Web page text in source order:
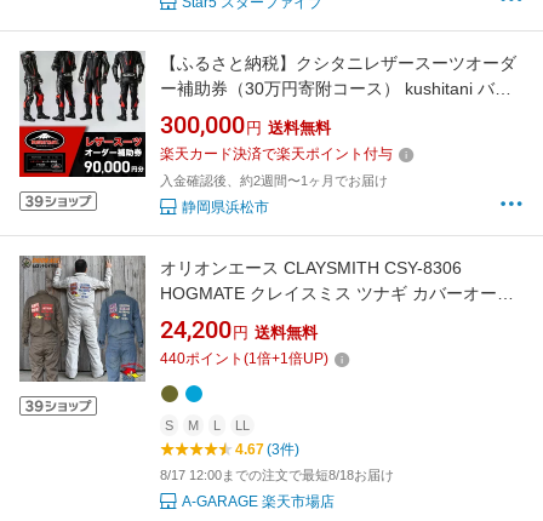
【ふるさと納税】クシタニレザースーツオーダ
ー補助券（30万円寄附コース） kushitani バイ
ク チケット
300,000 円 送料無料
楽天カード決済で楽天ポイント付与
入金確認後、約2週間〜1ヶ月でお届け
静岡県浜松市
オリオンエース CLAYSMITH CSY-8306
HOGMATE クレイスミス ツナギ カバーオール
ガレージウェア 作業着 長袖 つなぎ おしゃれ 細
身 コットン アメリカン アメカジ メンズ レディ
ース バイカー カーキ アイボリー デニム 白 青
S M L LL
24,200 円 送料無料
440ポイント (1倍+1倍UP)
S M L LL
4.67(3件)
8/17 12:00までの注文で最短8/18お届け
A-GARAGE 楽天市場店